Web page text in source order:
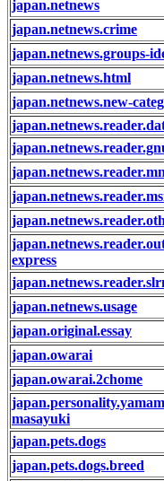
japan.netnews
japan.netnews.crime
japan.netnews.groups-
japan.netnews.html
japan.netnews.new-
express
japan.netnews.usage
japan.original.essay
japan.owarai
japan.owarai.2chome
masayuki
japan.pets.dogs
japan.pets.dogs.breed